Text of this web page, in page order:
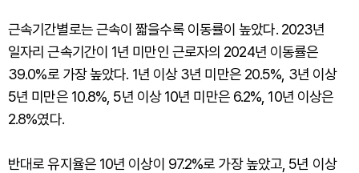
근속기간별로는 근속이 짧을수록 이동률이 높았다. 2023년
일자리 근속기간이 1년 미만인 근로자의 2024년 이동률은
39.0%로 가장 높았다. 1년 이상 3년 미만은 20.5%, 3년 이상
5년 미만은 10.8%, 5년 이상 10년 미만은 6.2%, 10년 이상은
2.8%였다.
반대로 유지율은 10년 이상이 97.2%로 가장 높았고, 5년 이상